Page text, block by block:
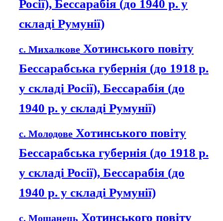
Росії), Бессарабія (до 1940 р. у
складі Румунії)
с. Михалкове Хотинського повіту
Бессарабська губернія (до 1918 р.
у складі Росії), Бессарабія (до
1940 р. у складі Румунії)
с. Молодове Хотинського повіту
Бессарабська губернія (до 1918 р.
у складі Росії), Бессарабія (до
1940 р. у складі Румунії)
с. Мошанець Хотинського повіту